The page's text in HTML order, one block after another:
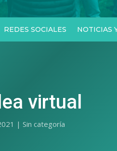
REDES SOCIALES NOTICIAS
virtual
| Sin categoría